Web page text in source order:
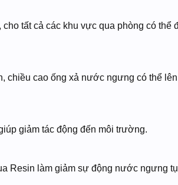
tất cả các khu vực qua phòng có thể
chiều cao ống xả nước ngưng có thể
giảm tác động đến môi trường.
Resin làm giảm sự động nước ngưng